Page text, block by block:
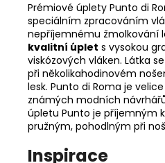
Prémiové úplety Punto di
speciálním zpracováním
nepříjemnému žmolkování
kvalitní úplet s vysokou
viskózových vláken. Látka
při několikahodinovém
lesk. Punto di Roma je
známých modních
úpletu Punto je příjemným
pružným, pohodlným při
Inspirace